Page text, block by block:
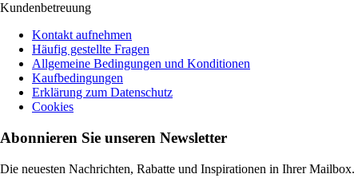
Kundenbetreuung
Kontakt aufnehmen
Häufig gestellte Fragen
Allgemeine Bedingungen und Konditionen
Kaufbedingungen
Erklärung zum Datenschutz
Cookies
Abonnieren Sie unseren Newsletter
Die neuesten Nachrichten, Rabatte und Inspirationen in Ihrer Mailbox.